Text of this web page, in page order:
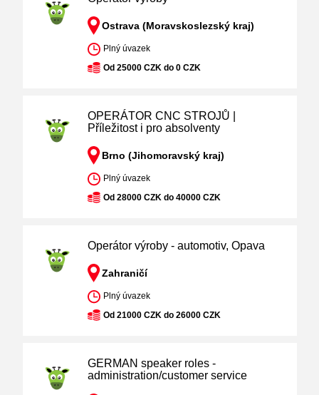
Ostrava (Moravskoslezský kraj)
Plný úvazek
Od 25000 CZK do 0 CZK
OPERÁTOR CNC STROJŮ |
Příležitost i pro absolventy
Brno (Jihomoravský kraj)
Plný úvazek
Od 28000 CZK do 40000 CZK
Operátor výroby - automotiv, Opava
Zahraničí
Plný úvazek
Od 21000 CZK do 26000 CZK
GERMAN speaker roles -
administration/customer service